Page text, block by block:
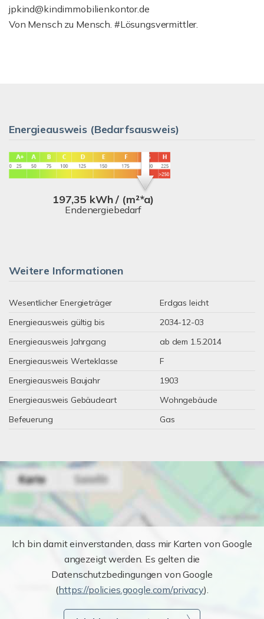
jpkind@kindimmobilienkontor.de
Von Mensch zu Mensch. #Lösungsvermittler.
Energieausweis (Bedarfsausweis)
197,35 kWh / (m²*a)
Endenergiebedarf
Weitere Informationen
Wesentlicher Energieträger
Erdgas leicht
Energieausweis gültig bis
2034-12-03
Energieausweis Jahrgang
ab dem 1.5.2014
Energieausweis Werteklasse
F
Energieausweis Baujahr
1903
Energieausweis Gebäudeart
Wohngebäude
Befeuerung
Gas
Ich bin damit einverstanden, dass mir Karten von Google
angezeigt werden. Es gelten die
Datenschutzbedingungen von Google
(https://policies.google.com/privacy).